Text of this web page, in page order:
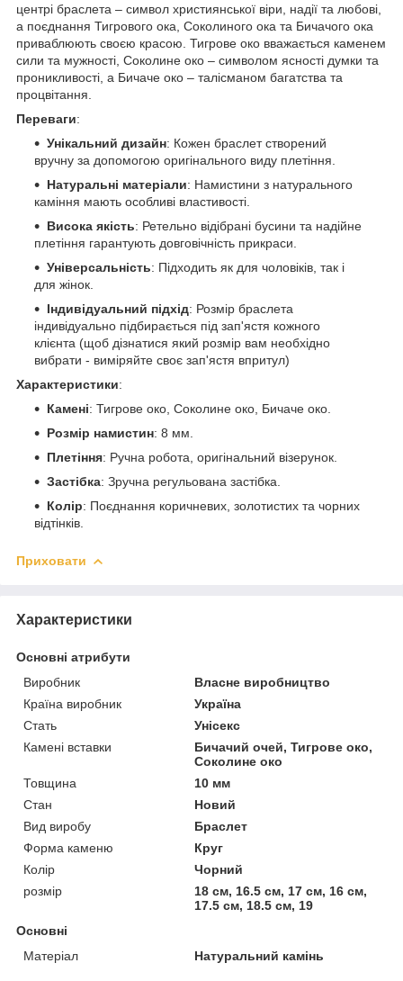
центрі браслета – символ християнської віри, надії та любові,
а поєднання Тигрового ока, Соколиного ока та Бичачого ока
приваблюють своєю красою. Тигрове око вважається каменем
сили та мужності, Соколине око – символом ясності думки та
проникливості, а Бичаче око – талісманом багатства та
процвітання.
Переваги:
Унікальний дизайн: Кожен браслет створений
вручну за допомогою оригінального виду плетіння.
Натуральні матеріали: Намистини з натурального
каміння мають особливі властивості.
Висока якість: Ретельно відібрані бусини та надійне
плетіння гарантують довговічність прикраси.
Універсальність: Підходить як для чоловіків, так і
для жінок.
Індивідуальний підхід: Розмір браслета
індивідуально підбирається під зап'ястя кожного
клієнта (щоб дізнатися який розмір вам необхідно
вибрати - виміряйте своє зап'ястя впритул)
Характеристики:
Камені: Тигрове око, Соколине око, Бичаче око.
Розмір намистин: 8 мм.
Плетіння: Ручна робота, оригінальний візерунок.
Застібка: Зручна регульована застібка.
Колір: Поєднання коричневих, золотистих та чорних
відтінків.
Приховати
Характеристики
Основні атрибути
Виробник
Власне виробництво
Країна виробник
Україна
Стать
Унісекс
Камені вставки
Бичачий очей, Тигрове око,
Соколине око
Товщина
10 мм
Стан
Новий
Вид виробу
Браслет
Форма каменю
Круг
Колір
Чорний
розмір
18 см, 16.5 см, 17 см, 16 см,
17.5 см, 18.5 см, 19
Основні
Матеріал
Натуральний камінь